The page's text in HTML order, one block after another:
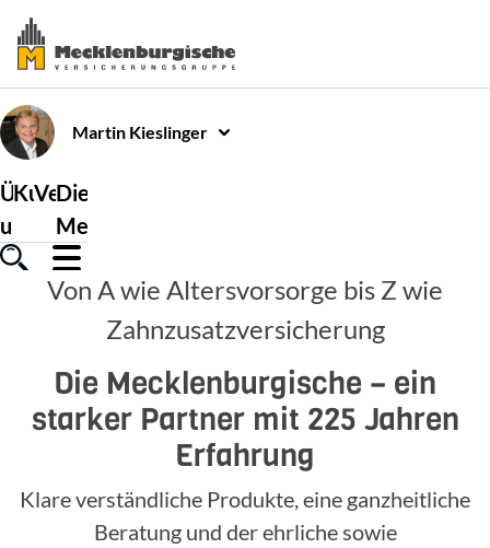
Martin Kieslinger
Über
uns
Kundenservice
Versicherungen
Die
Mecklenburgische
Von A wie Altersvorsorge bis Z wie
Zahnzusatzversicherung
Die Mecklenburgische – ein
starker Partner mit 225 Jahren
Erfahrung
Klare verständliche Produkte, eine ganzheitliche
Beratung und der ehrliche sowie